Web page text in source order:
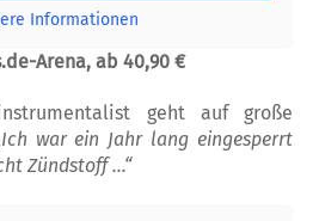
Informationen
Arena, ab 40,90 €
geht auf große
war ein Jahr lang eingesperrt
Zündstoff …“